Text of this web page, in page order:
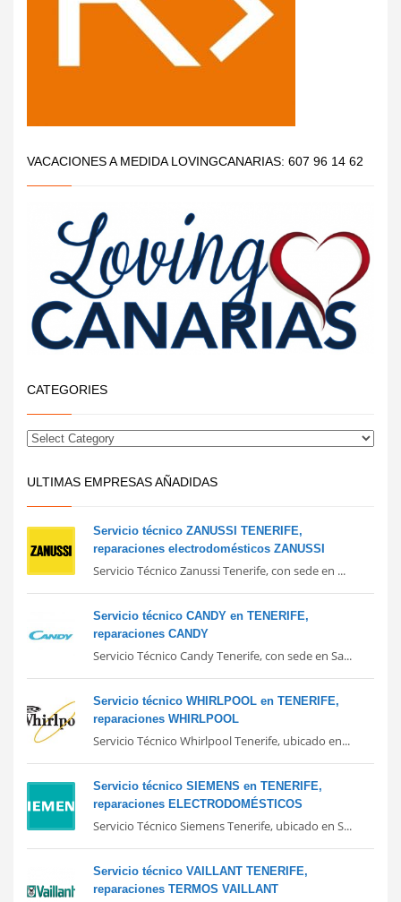
VACACIONES A MEDIDA LOVINGCANARIAS: 607 96 14 62
CATEGORIES
ULTIMAS EMPRESAS AÑADIDAS
Servicio técnico ZANUSSI TENERIFE,
reparaciones electrodomésticos ZANUSSI
Servicio Técnico Zanussi Tenerife, con sede en ...
Servicio técnico CANDY en TENERIFE,
reparaciones CANDY
Servicio Técnico Candy Tenerife, con sede en Sa...
Servicio técnico WHIRLPOOL en TENERIFE,
reparaciones WHIRLPOOL
Servicio Técnico Whirlpool Tenerife, ubicado en...
Servicio técnico SIEMENS en TENERIFE,
reparaciones ELECTRODOMÉSTICOS
Servicio Técnico Siemens Tenerife, ubicado en S...
Servicio técnico VAILLANT TENERIFE,
reparaciones TERMOS VAILLANT